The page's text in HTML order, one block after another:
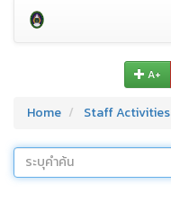
A+
Home Staff Activities